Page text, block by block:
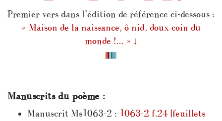
Premier vers dans l’édition de référence ci-dessous :
« Maison de la naissance, ô nid, doux coin du
monde !… » ↓
Manuscrits du poème :
Manuscrit Ms1063-2 : 1063-2 f.24 [feuillets